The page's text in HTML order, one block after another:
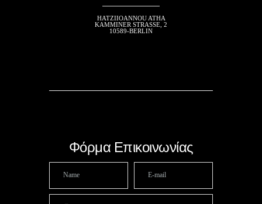
HATZIIOANNOU ATHA
KAMMINER STRASSE, 2
10589-BERLIN
Φόρμα Επικοινωνίας